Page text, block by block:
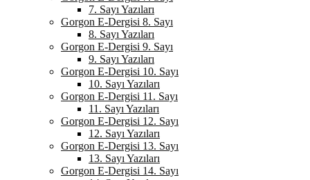
7. Sayı Yazıları
Gorgon E-Dergisi 8. Sayı
8. Sayı Yazıları
Gorgon E-Dergisi 9. Sayı
9. Sayı Yazıları
Gorgon E-Dergisi 10. Sayı
10. Sayı Yazıları
Gorgon E-Dergisi 11. Sayı
11. Sayı Yazıları
Gorgon E-Dergisi 12. Sayı
12. Sayı Yazıları
Gorgon E-Dergisi 13. Sayı
13. Sayı Yazıları
Gorgon E-Dergisi 14. Sayı